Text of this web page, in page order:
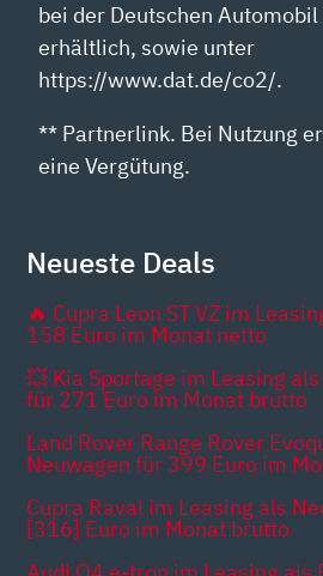
bei der Deutschen Automobil
erhältlich, sowie unter
https://www.dat.de/co2/.
** Partnerlink. Bei Nutzung
eine Vergütung.
Neueste Deals
🔥 Cupra Leon ST VZ im
158 Euro im Monat netto
💥 Kia Sportage im Leasing
für 271 Euro im Monat brutto
Land Rover Range Rover
Neuwagen für 399 Euro im
Cupra Raval im Leasing als
[316] Euro im Monat brutto